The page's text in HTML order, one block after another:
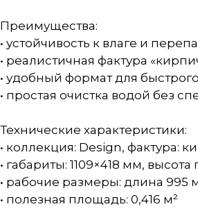
Преимущества:
• устойчивость к влаге и
• реалистичная фактура
• удобный формат для
• простая очистка водой без
Технические характеристики:
• коллекция: Design, фактура:
• габариты: 1109×418 мм,
• рабочие размеры: длина
• полезная площадь: 0,416 м²